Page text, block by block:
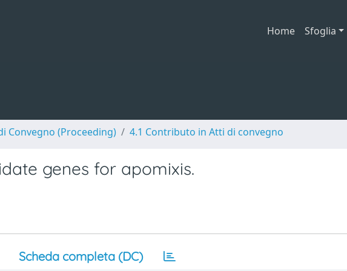
Home Sfoglia
Convegno (Proceeding) 4.1 Contributo in Atti di convegno
genes for apomixis.
Scheda completa (DC)